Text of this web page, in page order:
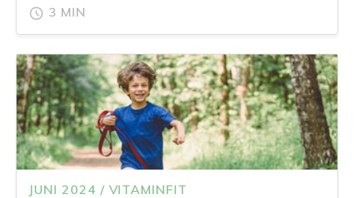
3 MIN
JUNI 2024 / VITAMINFIT